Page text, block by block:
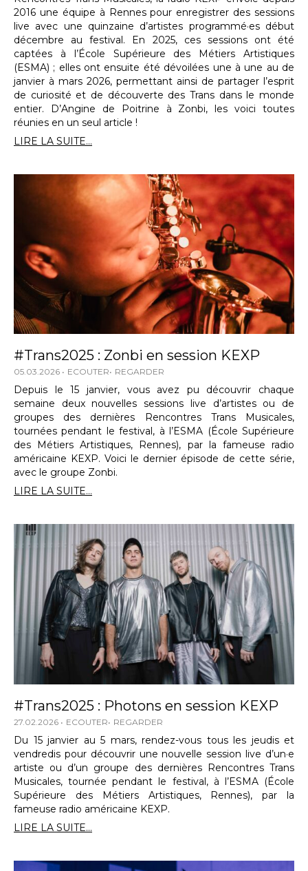
2016 une équipe à Rennes pour enregistrer des sessions
live avec une quinzaine d’artistes programmé·es début
décembre au festival. En 2025, ces sessions ont été
captées à l’École Supérieure des Métiers Artistiques
(ESMA) ; elles ont ensuite été dévoilées une à une au de
janvier à mars 2026, permettant ainsi de partager l’esprit
de curiosité et de découverte des Trans dans le monde
entier. D’Angine de Poitrine à Zonbi, les voici toutes
réunies en un seul article !
LIRE LA SUITE...
#Trans2025 : Zonbi en session KEXP
05.03.2026 ECOUTER REGARDER
Depuis le 15 janvier, vous avez pu découvrir chaque
semaine deux nouvelles sessions live d’artistes ou de
groupes des dernières Rencontres Trans Musicales,
tournées pendant le festival, à l’ESMA (École Supérieure
des Métiers Artistiques, Rennes), par la fameuse radio
américaine KEXP. Voici le dernier épisode de cette série,
avec le groupe Zonbi.
LIRE LA SUITE...
#Trans2025 : Photons en session KEXP
27.02.2026 ECOUTER REGARDER
Du 15 janvier au 5 mars, rendez-vous tous les jeudis et
vendredis pour découvrir une nouvelle session live d’un·e
artiste ou d’un groupe des dernières Rencontres Trans
Musicales, tournée pendant le festival, à l’ESMA (École
Supérieure des Métiers Artistiques, Rennes), par la
fameuse radio américaine KEXP.
LIRE LA SUITE...